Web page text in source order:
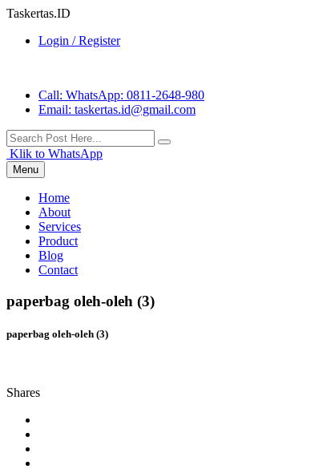
Taskertas.ID
Login / Register
Call: WhatsApp: 0811-2648-980
Email: taskertas.id@gmail.com
Klik to WhatsApp
Menu
Home
About
Services
Product
Blog
Contact
paperbag oleh-oleh (3)
paperbag oleh-oleh (3)
Shares